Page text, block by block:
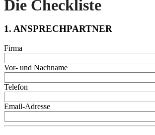
Die Checkliste
1. ANSPRECHPARTNER
Firma
Vor- und Nachname
Telefon
Email-Adresse